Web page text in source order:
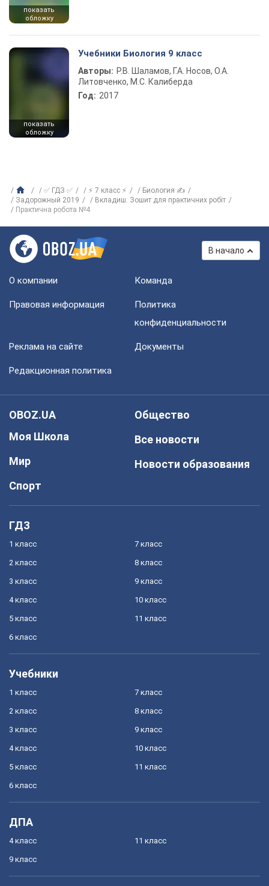
показать
обложку
показать
обложку
Учебники Биология 9 класс
Авторы: Р.В. Шаламов, Г.А. Носов, О.А.
Литовченко, М.С. Калиберда
Год: 2017
✅ ГДЗ ✅ ⚡ 7 класс ⚡
Биология ✍
Задорожный 2019
Вкладиш. Зошит для практичних робіт
Практична робота №4
В начало
О компании Команда
Правовая информация
Политика
конфиденциальности
Реклама на сайте Документы
Редакционная политика
OBOZ.UA
Моя Школа
Мир
Спорт
Общество
Все новости
Новости образования
ГДЗ
1 класс
2 класс
3 класс
4 класс
5 класс
6 класс
7 класс
8 класс
9 класс
10 класс
11 класс
Учебники
1 класс
2 класс
3 класс
4 класс
5 класс
6 класс
7 класс
8 класс
9 класс
10 класс
11 класс
ДПА
4 класс
9 класс
11 класс